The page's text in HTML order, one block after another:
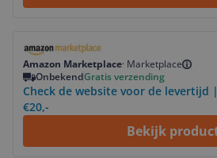
Amazon Marketplace· Marketplace
OnbekendGratis verzending
Check de website voor de levertijd
€20,-
Bekijk
Bekijk product